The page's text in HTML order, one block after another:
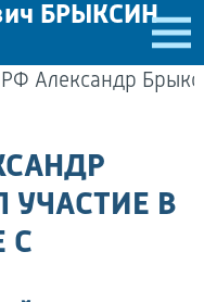
БРЫКСИН
УЧАСТИЕ В
С